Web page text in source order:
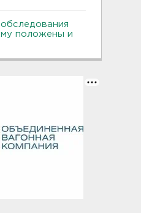
положены и